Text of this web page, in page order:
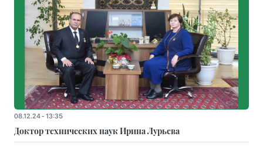
08.12.24 - 13:35
Доктор технических наук Ирина Лурьева